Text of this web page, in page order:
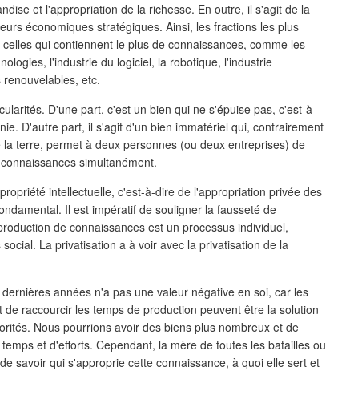
et l'appropriation de la richesse. En outre, il s'agit de la
économiques stratégiques. Ainsi, les fractions les plus
qui contiennent le plus de connaissances, comme les
l'industrie du logiciel, la robotique, l'industrie
etc.
D'une part, c'est un bien qui ne s'épuise pas, c'est-à-
D'autre part, il s'agit d'un bien immatériel qui, contrairement
terre, permet à deux personnes (ou deux entreprises) de
simultanément.
intellectuelle, c'est-à-dire de l'appropriation privée des
Il est impératif de souligner la fausseté de
de connaissances est un processus individuel,
La privatisation a à voir avec la privatisation de la
années n'a pas une valeur négative en soi, car les
raccourcir les temps de production peuvent être la solution
Nous pourrions avoir des biens plus nombreux et de
et d'efforts. Cependant, la mère de toutes les batailles ou
savoir qui s'approprie cette connaissance, à quoi elle sert et